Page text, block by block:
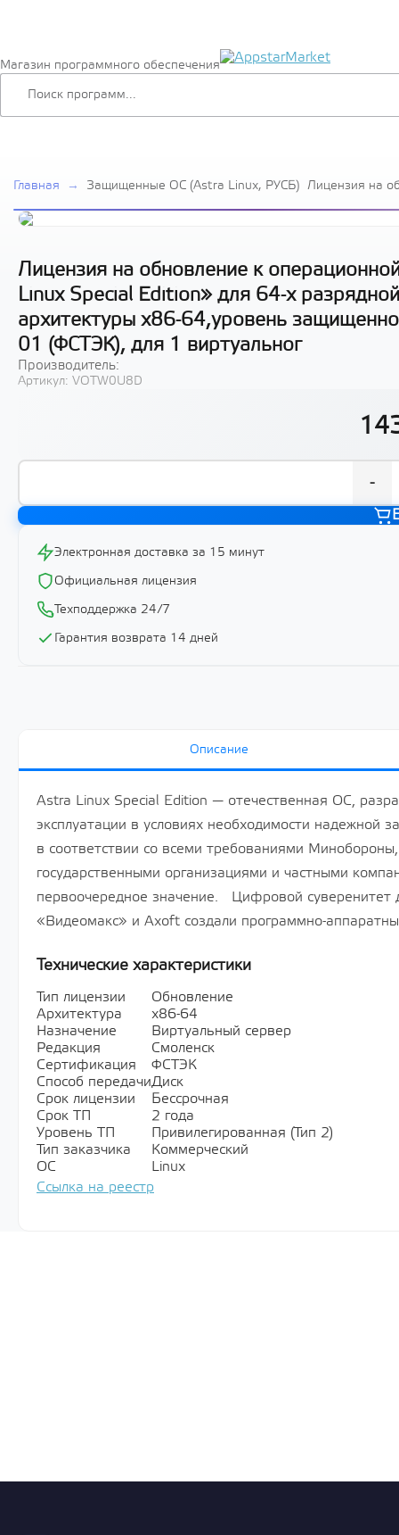
Магазин программного обеспечения
Главная → Защищенные ОС (Astra Linux, РУСБ) Лицензия на
«Усиленный»
(ФСТЭК), для 1
Лицензия на обновление к
Linux Special Edition» для 64-х
архитектуры х86-64,уровень
01 (ФСТЭК), для 1 виртуальног
Производитель:
Артикул: VOTW0U8D
-
Электронная доставка за 15 минут
Официальная лицензия
Техподдержка 24/7
Гарантия возврата 14 дней
Описание
Astra Linux Special Edition — отечественная ОС,
эксплуатации в условиях необходимости
в соответствии со всеми требованиями
государственными организациями и частными
первоочередное значение. Цифровой суверенитет
«Видеомакс» и Axoft создали программно-
Технические характеристики
Тип лицензии
Обновление
Архитектура
х86-64
Назначение
Виртуальный сервер
Редакция
Смоленск
Сертификация
ФСТЭК
Способ передачиДиск
Срок лицензии
Бессрочная
Срок ТП
2 года
Уровень ТП
Привилегированная (Тип 2)
Тип заказчика
Коммерческий
ОС
Linux
Ссылка на реестр